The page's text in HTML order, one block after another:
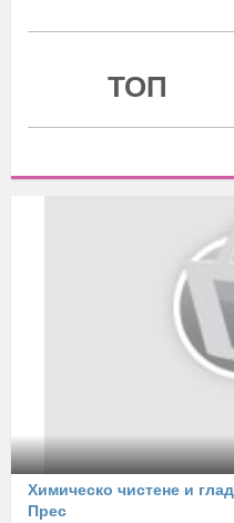
ТОП
Химическо чистене и
Прес